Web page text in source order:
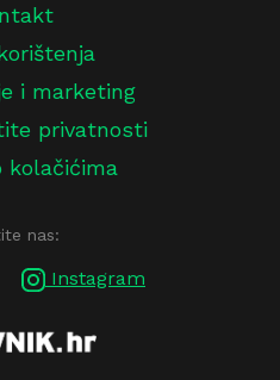
i marketing
privatnosti
kolačićima
nas:
Instagram